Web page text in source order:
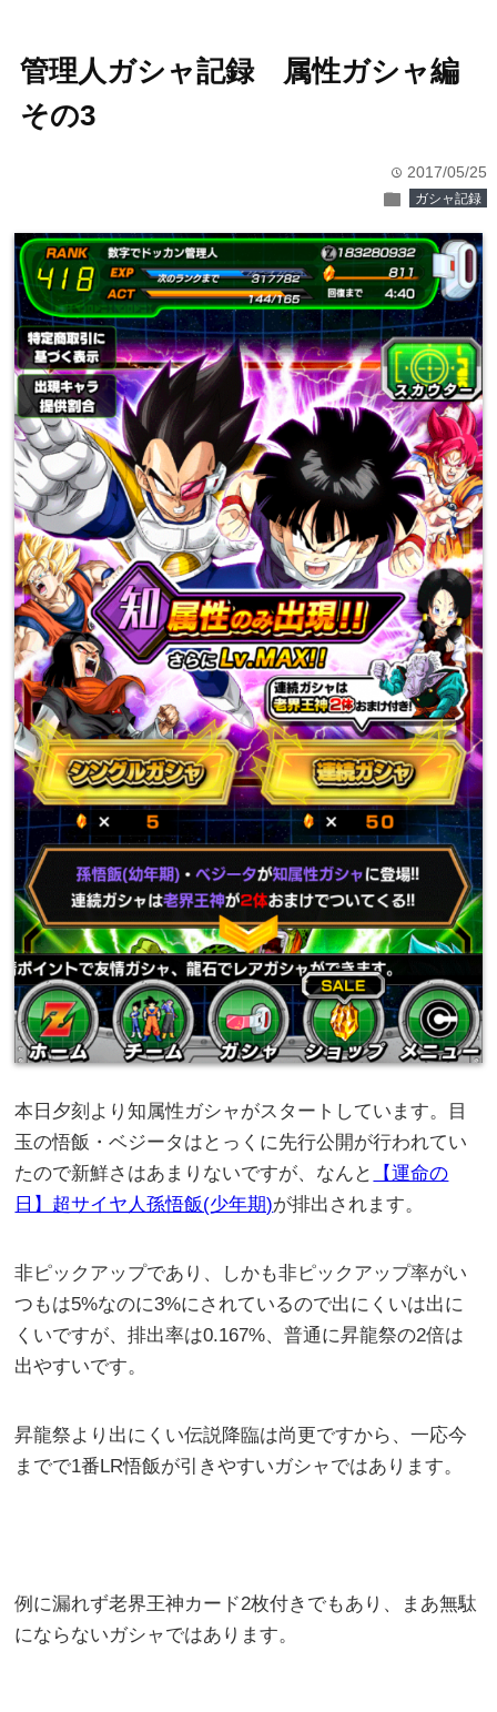
管理人ガシャ記録 属性ガシャ編
その3
time 2017/05/25
folder ガシャ記録
本日夕刻より知属性ガシャがスタートしています。目
玉の悟飯・ベジータはとっくに先行公開が行われてい
たので新鮮さはあまりないですが、なんと
【運命の
日】超サイヤ人孫悟飯(少年期)が排出されます。
非ピックアップであり、しかも非ピックアップ率がい
つもは5%なのに3%にされているので出にくいは出に
くいですが、排出率は0.167%、普通に昇龍祭の2倍は
出やすいです。
昇龍祭より出にくい伝説降臨は尚更ですから、一応今
までで1番LR悟飯が引きやすいガシャではあります。
例に漏れず老界王神カード2枚付きでもあり、まあ無駄
にならないガシャではあります。